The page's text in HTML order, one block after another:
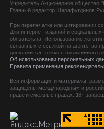
Учредитель Акционерное
Главный редактор Шарафутдинов
При перепечатке или цитировании
Для интернет-изданий и социальных
обязательна. Использование
связанных с ссылкой на агентство
допускается только с
Об использовании персональных
Правила применения
Вся информация и материалы,
защищены международным и
праве и смежных правах. 18+